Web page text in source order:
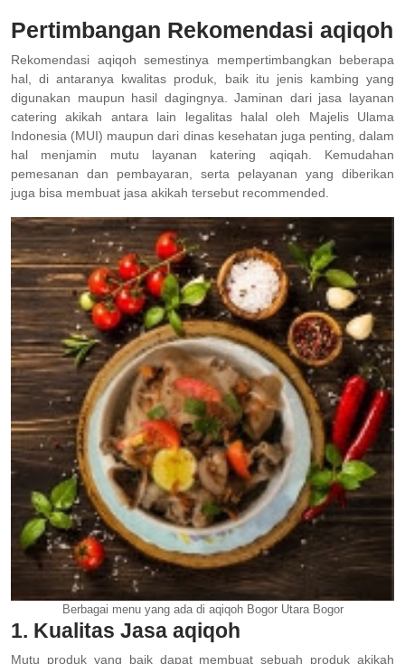
Pertimbangan Rekomendasi aqiqoh
Rekomendasi aqiqoh semestinya mempertimbangkan beberapa
hal, di antaranya kwalitas produk, baik itu jenis kambing yang
digunakan maupun hasil dagingnya. Jaminan dari jasa layanan
catering akikah antara lain legalitas halal oleh Majelis Ulama
Indonesia (MUI) maupun dari dinas kesehatan juga penting, dalam
hal menjamin mutu layanan katering aqiqah. Kemudahan
pemesanan dan pembayaran, serta pelayanan yang diberikan
juga bisa membuat jasa akikah tersebut recommended.
Berbagai menu yang ada di aqiqoh Bogor Utara Bogor
1. Kualitas Jasa aqiqoh
Mutu produk yang baik dapat membuat sebuah produk akikah